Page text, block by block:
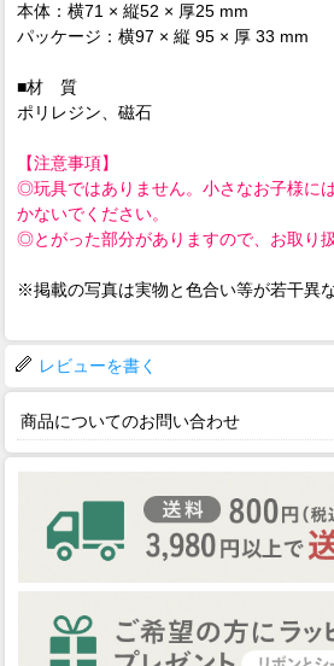
本体：横71 × 縦52 × 厚25 mm
パッケージ：横97 × 縦 95 × 厚 33 mm
■材 質
ポリレジン、磁石
【注意事項】
◎玩具ではありません。小さなお子様に
かないでください。
◎とがった部分がありますので、お取り
※掲載の写真は実物と色合い等が若干異
レビューを書く
商品についてのお問い合わせ